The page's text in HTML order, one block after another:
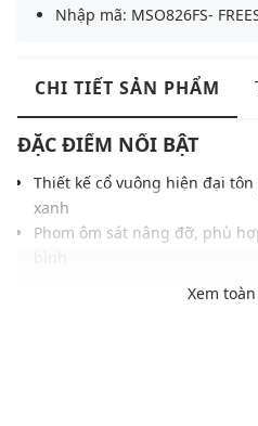
Nhập mã: MSO826FS-
CHI TIẾT SẢN PHẨM
ĐẶC ĐIỂM NỔI BẬT
Thiết kế cổ vuông hiện đại
xanh
Phom ôm sát nâng đỡ, phù
Chất liệu co giãn đàn hồi, ôm
Xem